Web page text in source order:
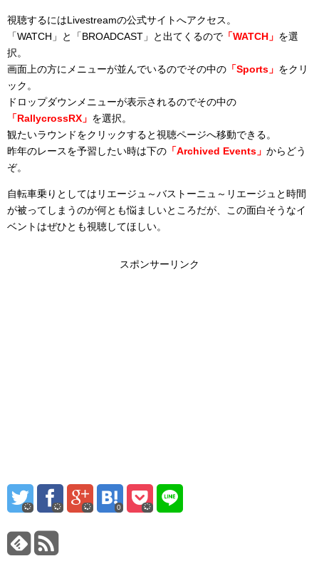
視聴するにはLivestreamの公式サイトへアクセス。
「WATCH」と「BROADCAST」と出てくるので 「WATCH」 を選
択。
画面上の方にメニューが並んでいるのでその中の 「Sports」 をクリ
ック。
ドロップダウンメニューが表示されるのでその中の
「RallycrossRX」 を選択。
観たいラウンドをクリックすると視聴ページへ移動できる。
昨年のレースを予習したい時は下の 「Archived Events」 からどう
ぞ。
自転車乗りとしてはリエージュ～バストーニュ～リエージュと時間
が被ってしまうのが何とも悩ましいところだが、この面白そうなイ
ベントはぜひとも視聴してほしい。
スポンサーリンク
0